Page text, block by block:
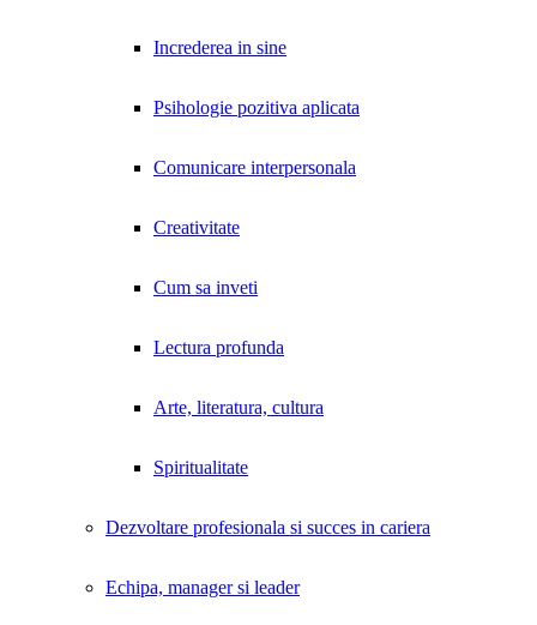
Increderea in sine
Psihologie pozitiva aplicata
Comunicare interpersonala
Creativitate
Cum sa inveti
Lectura profunda
Arte, literatura, cultura
Spiritualitate
Dezvoltare profesionala si succes in cariera
Echipa, manager si leader